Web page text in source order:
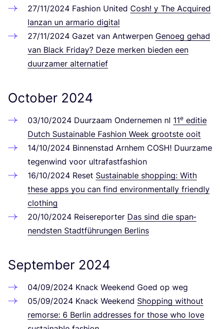
27/11/2024 Fashion United Cosh! y The Acqui­red
lanz­an un arma­rio digital
27/11/2024 Gazet van Ant­wer­pen Genoeg gehad
van Black Fri­day? Deze mer­ken bie­den een
duurz­amer alternatief
October 2024
03/10/2024 Duurzaam Onder­ne­men nl 11e edi­tie
Dutch Sus­tainable Fashion Week groots­te ooit
14/10/2024 Bin­nen­stad Arn­hem COSH! Duurzame
tegenwind voor ultrafastfashion
16/10/2024 Reset Sus­tainable shop­ping: With
the­se apps you can find envi­ron­men­tal­ly fri­end­ly
clothing
20/10/2024 Rei­se­re­por­ter Das sind die span­
nends­ten Stadt­füh­run­gen Berlins
September 2024
04/09/2024 Knack Weekend Goed op weg
05/09/2024 Knack Weekend Shop­ping wit­hout
remor­se: 6 Ber­lin addres­ses for tho­se who love